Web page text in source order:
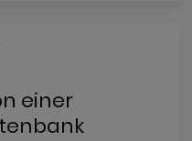
einer